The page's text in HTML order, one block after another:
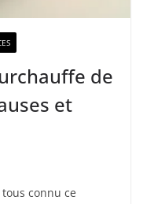
de
et
connu ce